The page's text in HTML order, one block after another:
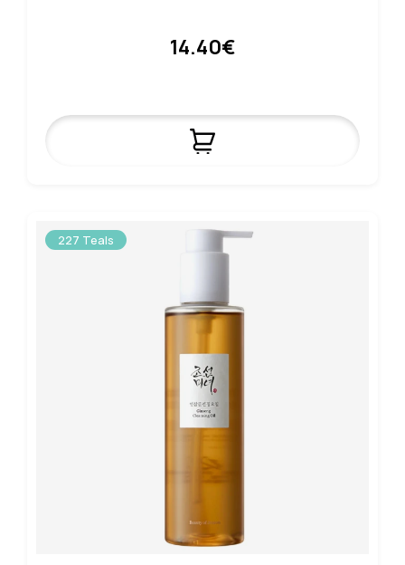
14.40€
227 Teals